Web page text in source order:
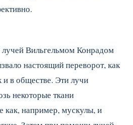
лучей Вильгельмом Конрадом
настоящий переворот, как
и в обществе. Эти лучи
некоторые ткани
как, например, мускулы, и